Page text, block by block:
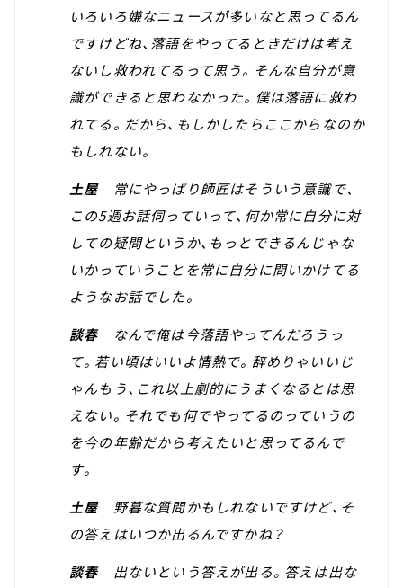
いろいろ嫌なニュースが多いなと思ってるん
ですけどね、落語をやってるときだけは考え
ないし救われてるって思う。そんな自分が意
識ができると思わなかった。僕は落語に救わ
れてる。だから、もしかしたらここからなのか
もしれない。
土屋常にやっぱり師匠はそういう意識で、
この5週お話伺っていって、何か常に自分に対
しての疑問というか、もっとできるんじゃな
いかっていうことを常に自分に問いかけてる
ようなお話でした。
談春なんで俺は今落語やってんだろうっ
て。若い頃はいいよ情熱で。辞めりゃいいじ
ゃんもう、これ以上劇的にうまくなるとは思
えない。それでも何でやってるのっていうの
を今の年齢だから考えたいと思ってるんで
す。
土屋野暮な質問かもしれないですけど、そ
の答えはいつか出るんですかね？
談春出ないという答えが出る。答えは出な